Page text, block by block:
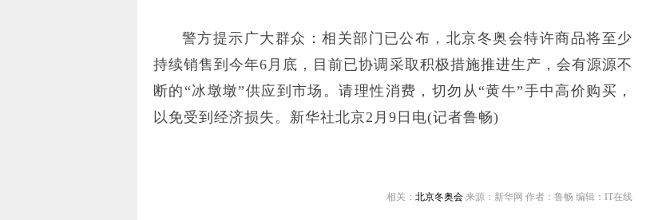
警方提示广大群众：相关部门已公布，北京冬奥会特许商品将至少
持续销售到今年6月底，目前已协调采取积极措施推进生产，会有源源不
断的“冰墩墩”供应到市场。请理性消费，切勿从“黄牛”手中高价购买，
以免受到经济损失。新华社北京2月9日电(记者鲁畅)
相关： 北京冬奥会 来源：新华网 作者：鲁畅 编辑：IT在线